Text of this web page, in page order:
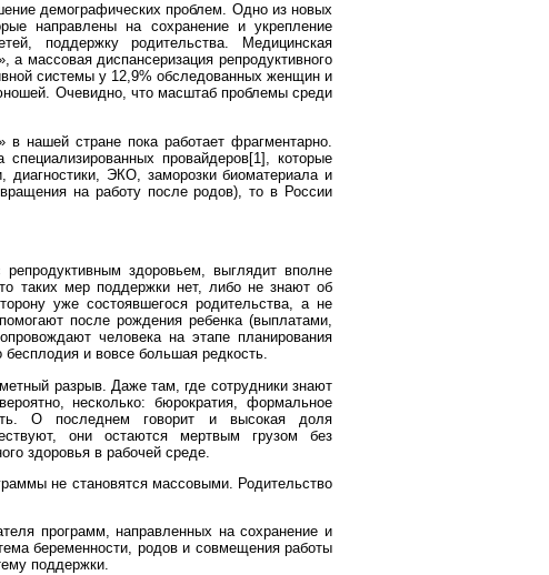
демографических проблем. Одно из новых
направлены на сохранение и укрепление
поддержку родительства. Медицинская
массовая диспансеризация репродуктивного
системы у 12,9% обследованных женщин и
Очевидно, что масштаб проблемы среди
нашей стране пока работает фрагментарно.
провайдеров[1], которые
диагностики, ЭКО, заморозки биоматериала и
на работу после родов), то в России
репродуктивным здоровьем, выглядит вполне
таких мер поддержки нет, либо не знают об
уже состоявшегося родительства, а не
после рождения ребенка (выплатами,
человека на этапе планирования
и вовсе большая редкость.
разрыв. Даже там, где сотрудники знают
несколько: бюрократия, формальное
О последнем говорит и высокая доля
они остаются мертвым грузом без
здоровья в рабочей среде.
не становятся массовыми. Родительство
программ, направленных на сохранение и
беременности, родов и совмещения работы
поддержки.